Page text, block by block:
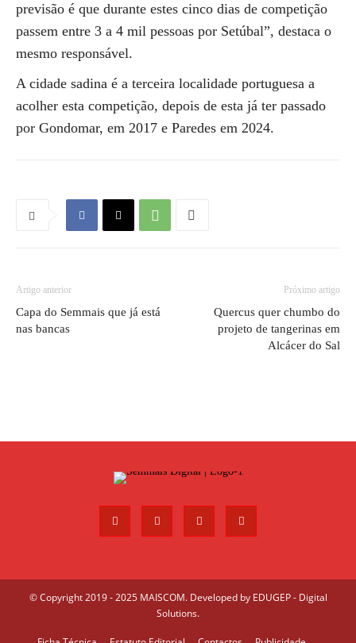
previsão é que durante estes cinco dias de competição
passem entre 3 a 4 mil pessoas por Setúbal”, destaca o
mesmo responsável.
A cidade sadina é a terceira localidade portuguesa a
acolher esta competição, depois de esta já ter passado
por Gondomar, em 2017 e Paredes em 2024.
Artigo anterior
Capa do Semmais que já está
nas bancas
Próximo artigo
Quercus quer chumbo do
projeto de tangerinas em
Alcácer do Sal
© Copyright 2019 - 2025 MAISCOM. Developed by EDUGEP - Digital
Solutions.